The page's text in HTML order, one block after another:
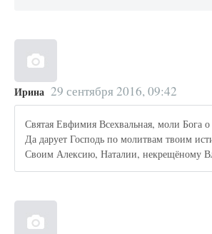
Ирина 29 сентября 2016, 09:42
Святая Евфимия Всехвальная, моли Бога
Да дарует Господь по молитвам твоим
Своим Алексию, Наталии, некрещёному